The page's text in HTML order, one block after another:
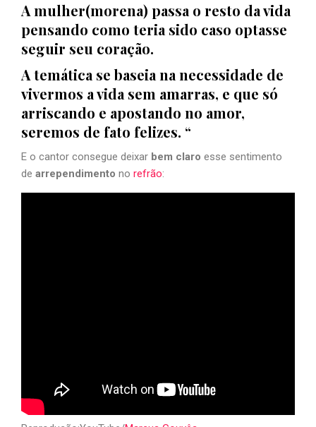
A mulher(morena) passa o resto da vida
pensando como teria sido caso optasse
seguir seu coração.
A temática se baseia na necessidade de
vivermos a vida sem amarras, e que só
arriscando e apostando no amor,
seremos de fato felizes. “
E o cantor consegue deixar bem claro esse sentimento
de arrependimento no refrão: